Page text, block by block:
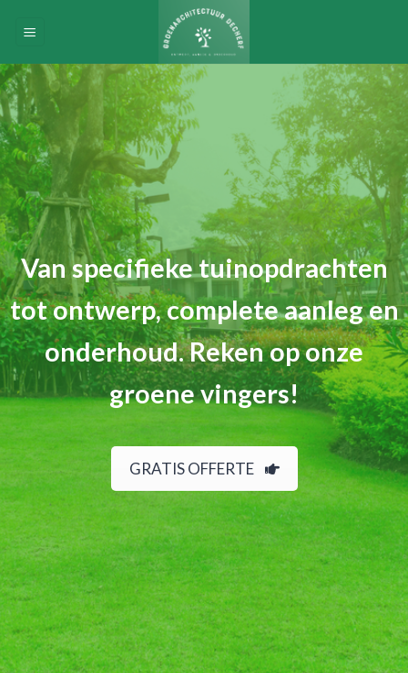
Van specifieke tuinopdrachten
tot ontwerp, complete aanleg en
onderhoud. Reken op onze
groene vingers!
GRATIS OFFERTE